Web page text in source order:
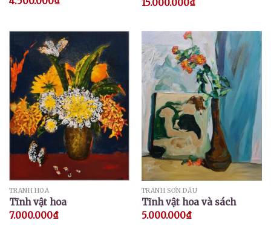
15.000.000₫
TRANH HOA
Tĩnh vật hoa
7.000.000₫
TRANH SƠN DẦU
Tĩnh vật hoa và sách
5.000.000₫